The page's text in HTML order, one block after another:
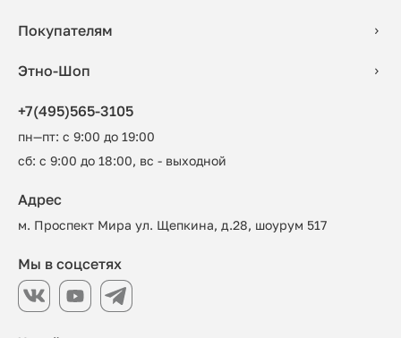
Покупателям
Этно-Шоп
+7(495)565-3105
пн—пт: с 9:00 до 19:00
сб: с 9:00 до 18:00, вс - выходной
Адрес
м. Проспект Мира ул. Щепкина, д.28, шоурум 517
Мы в соцсетях